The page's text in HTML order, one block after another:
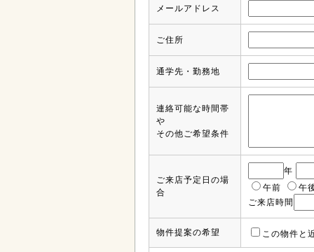
メールアドレス
ご住所
通学先・勤務地
連絡可能な時間帯
や
その他ご希望条件
ご来店予定日の場
合
年
午前
午
ご来店時間
物件提案の希望 この物件と